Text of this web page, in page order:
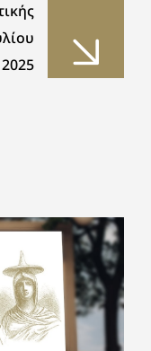
2025